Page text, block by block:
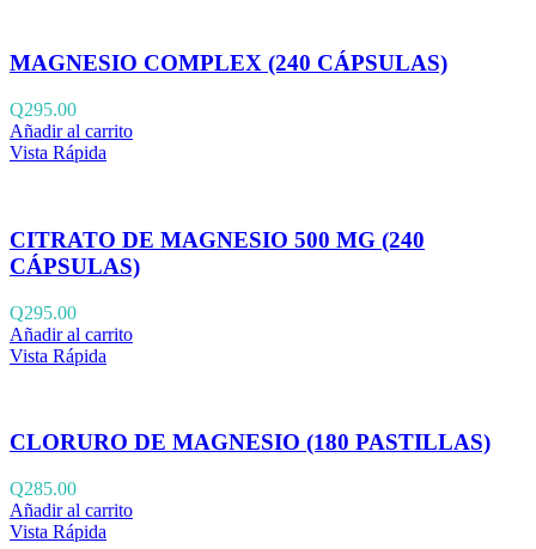
MAGNESIO COMPLEX (240 CÁPSULAS)
Q295.00
Añadir al carrito
Vista Rápida
CITRATO DE MAGNESIO 500 MG (240
CÁPSULAS)
Q295.00
Añadir al carrito
Vista Rápida
CLORURO DE MAGNESIO (180 PASTILLAS)
Q285.00
Añadir al carrito
Vista Rápida